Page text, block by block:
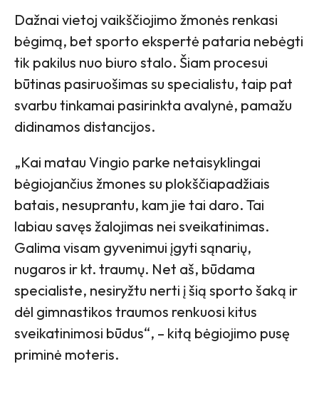
Dažnai vietoj vaikščiojimo žmonės renkasi
bėgimą, bet sporto ekspertė pataria nebėgti
tik pakilus nuo biuro stalo. Šiam procesui
būtinas pasiruošimas su specialistu, taip pat
svarbu tinkamai pasirinkta avalynė, pamažu
didinamos distancijos.
„Kai matau Vingio parke netaisyklingai
bėgiojančius žmones su plokščiapadžiais
batais, nesuprantu, kam jie tai daro. Tai
labiau savęs žalojimas nei sveikatinimas.
Galima visam gyvenimui įgyti sąnarių,
nugaros ir kt. traumų. Net aš, būdama
specialiste, nesiryžtu nerti į šią sporto šaką ir
dėl gimnastikos traumos renkuosi kitus
sveikatinimosi būdus“, – kitą bėgiojimo pusę
priminė moteris.